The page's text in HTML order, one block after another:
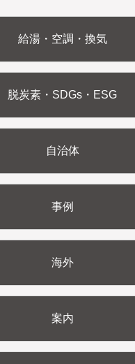
給湯・空調・換気
脱炭素・SDGs・ESG
自治体
事例
海外
案内